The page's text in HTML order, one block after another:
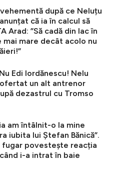
după ce Neluțu
că ia în calcul să
Arad: ”Să cadă din lac în
mai mare decât acolo nu
Edi Iordănescu! Nelu
un alt antrenor
dezastrul cu Tromso
am întâlnit-o la mine
iubita lui Ștefan Bănică”.
fugar povestește reacția
i-a intrat în baie